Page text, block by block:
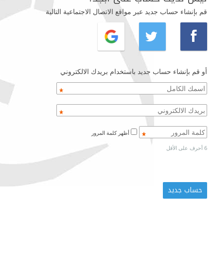
قم بإنشاء حساب جديد عبر مواقع الاتصال الاجتماعية التالية
أو قم بإنشاء حساب جديد باستخدام بريدك الالكتروني
6 أحرف على الأقل